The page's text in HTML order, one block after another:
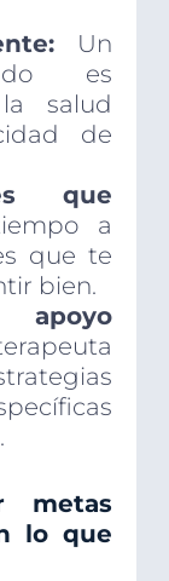
Un
es
salud
de
que
a
que te
bien.
apoyo
metas
lo que